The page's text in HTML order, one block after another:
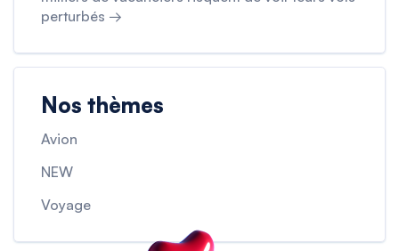
perturbés →
Nos thèmes
Avion
NEW
Voyage